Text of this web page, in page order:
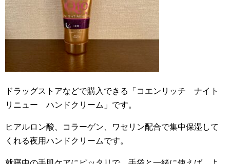
ドラッグストアなどで購入できる「コエンリッチ ナイト
リニュー ハンドクリーム」です。
ヒアルロン酸、コラーゲン、ワセリン配合で集中保湿して
くれる夜用ハンドクリームです。